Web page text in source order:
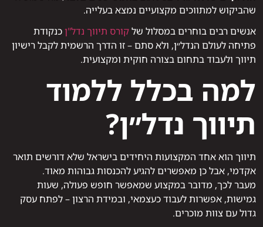
שהביקוש למתווכים מקצועיים נמצא בעלייה.
אנשים רבים בוחרים במסלול שלקורס תיווך נדל"ןכנקודת
פתיחה לעולם הנדל״ן, ולא סתם – זו הדרך הרשמית לקבל רישיון
תיווך ולעבוד בתחום בצורה חוקית ומקצועית.
למה בכלל ללמוד
תיווך נדל״ן?
תיווך הוא אחד המקצועות היחידים בישראל שלא דורשים תואר
אקדמי, אבל כן מאפשרים להגיע להכנסות גבוהות מאוד.
מעבר לכך, מדובר במקצוע שמאפשר חופש פעולה, שעות
גמישות, אפשרות לעבוד כעצמאי, ובמידת הרצון – לפתח עסק
גדול עם צוות מוכרים.